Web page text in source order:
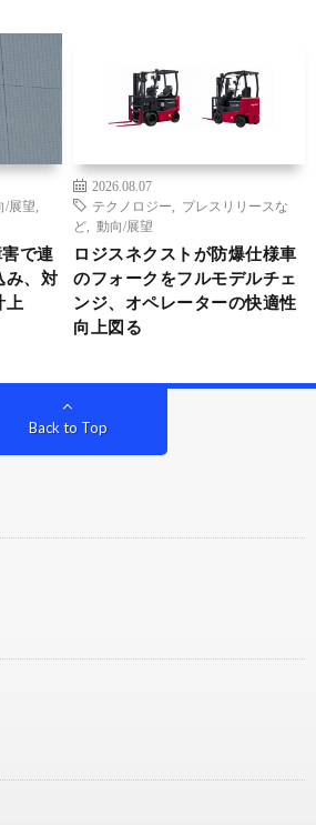
/展望
で連
み、対
上
2026.08.07
テクノロジー
プレスリリースな
ど
動向/展望
ロジスネクストが防爆仕様車
のフォークをフルモデルチェ
ンジ、オペレーターの快適性
向上図る
Back to Top